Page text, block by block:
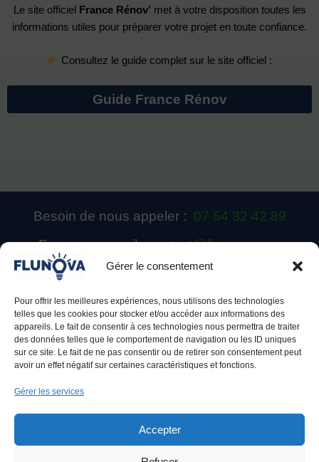
Gérer le consentement
Pour offrir les meilleures expériences, nous utilisons des technologies
telles que les cookies pour stocker et/ou accéder aux informations des
appareils. Le fait de consentir à ces technologies nous permettra de traiter
des données telles que le comportement de navigation ou les ID uniques
sur ce site. Le fait de ne pas consentir ou de retirer son consentement peut
avoir un effet négatif sur certaines caractéristiques et fonctions.
Gérer les services
Accepter
Le site officiel France Rénov’ met à votre disposition toutes les
informations utiles pour préparer votre projet en toute confiance.
Consultez le guide complet sur le site officiel :
Guide France Rénov
Besoin de nous appeler : 07 54 32 42 89
Envoyer un mail : contact@flunova.com